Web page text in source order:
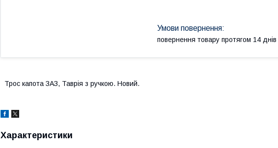
повернення товару протягом 14 днів
Трос капота ЗАЗ, Таврія з ручкою. Новий.
Характеристики